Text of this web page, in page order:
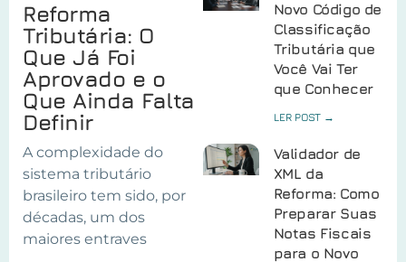
Reforma
Tributária: O
Que Já Foi
Aprovado e o
Que Ainda Falta
Definir
A complexidade do
sistema tributário
brasileiro tem sido, por
décadas, um dos
maiores entraves
Novo Código de
Classificação
Tributária que
Você Vai Ter
que Conhecer
LER POST →
Validador de
XML da
Reforma: Como
Preparar Suas
Notas Fiscais
para o Novo